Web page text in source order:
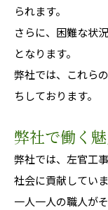
られます。
さらに、困難な状
となります。
弊社では、これら
ちしております。
弊社で働く
弊社では、左官工
社会に貢献していま
一人一人の職人が